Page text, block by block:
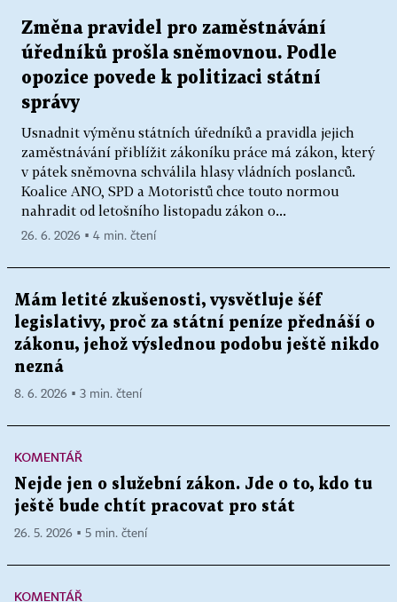
Změna pravidel pro zaměstnávání
úředníků prošla sněmovnou. Podle
opozice povede k politizaci státní
správy
Usnadnit výměnu státních úředníků a pravidla jejich
zaměstnávání přiblížit zákoníku práce má zákon, který
v pátek sněmovna schválila hlasy vládních poslanců.
Koalice ANO, SPD a Motoristů chce touto normou
nahradit od letošního listopadu zákon o...
26. 6. 2026 ▪ 4 min. čtení
Mám letité zkušenosti, vysvětluje šéf
legislativy, proč za státní peníze přednáší o
zákonu, jehož výslednou podobu ještě nikdo
nezná
8. 6. 2026 ▪ 3 min. čtení
KOMENTÁŘ
Nejde jen o služební zákon. Jde o to, kdo tu
ještě bude chtít pracovat pro stát
26. 5. 2026 ▪ 5 min. čtení
KOMENTÁŘ